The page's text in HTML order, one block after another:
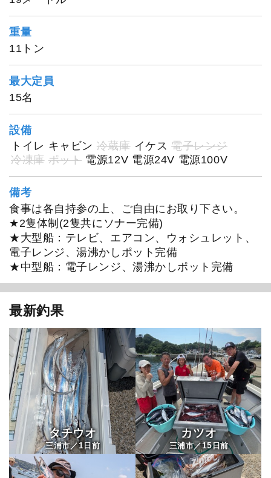
重量
11トン
最大定員
15名
設備
トイレ キャビン 冷蔵庫 イケス 電子レンジ
冷凍庫 ポット 電源12V 電源24V 電源100V
備考
食事は各自持参の上、ご自由にお取り下さい。
★2隻体制(2隻共にソナー完備)
★大型船：テレビ、エアコン、ウォシュレット、
電子レンジ、湯沸かしポット完備
★中型船：電子レンジ、湯沸かしポット完備
最新釣果
タチウオ
三浦市／1 日前
カツオ
三浦市／15日前